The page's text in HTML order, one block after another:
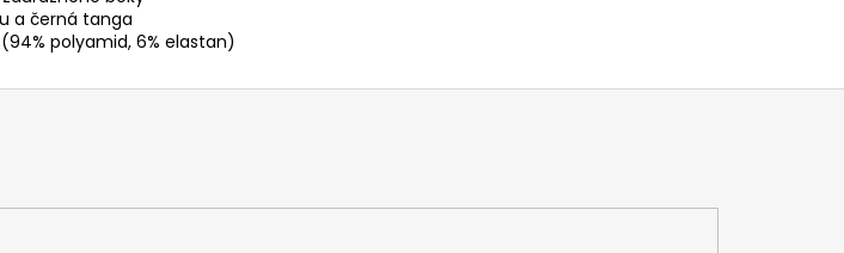
a černá tanga
polyamid, 6% elastan)